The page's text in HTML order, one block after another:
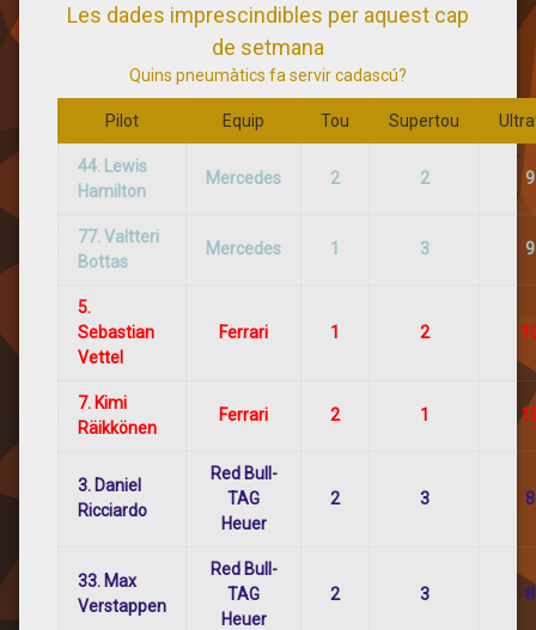
Les dades imprescindibles per aquest cap
de setmana
Quins pneumàtics fa servir cadascú?
Pilot Equip Tou Supertou
44. Lewis
Hamilton
Mercedes 2 2 9
77. Valtteri
Bottas
Mercedes 1 3 9
5.
Sebastian
Vettel
Ferrari 1 2
7. Kimi
Räikkönen
Ferrari 2 1
3. Daniel
Ricciardo
Red Bull-
TAG
Heuer
2 3 8
33. Max
Verstappen
Red Bull-
TAG
Heuer
2 3 8